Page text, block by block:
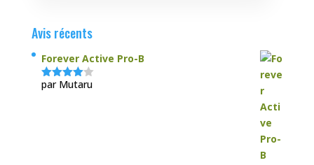
Avis récents
Forever Active Pro-B
Note4
par Mutaru